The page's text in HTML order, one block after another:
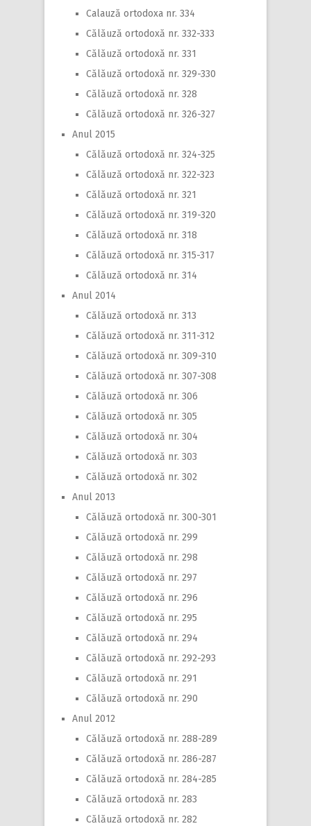
Calauză ortodoxa nr. 334
Călăuză ortodoxă nr. 332-333
Călăuză ortodoxă nr. 331
Călăuză ortodoxă nr. 329-330
Călăuză ortodoxă nr. 328
Călăuză ortodoxă nr. 326-327
Anul 2015
Călăuză ortodoxă nr. 324-325
Călăuză ortodoxă nr. 322-323
Călăuză ortodoxă nr. 321
Călăuză ortodoxă nr. 319-320
Călăuză ortodoxă nr. 318
Călăuză ortodoxă nr. 315-317
Călăuză ortodoxă nr. 314
Anul 2014
Călăuză ortodoxă nr. 313
Călăuză ortodoxă nr. 311-312
Călăuză ortodoxă nr. 309-310
Călăuză ortodoxă nr. 307-308
Călăuză ortodoxă nr. 306
Călăuză ortodoxă nr. 305
Călăuză ortodoxă nr. 304
Călăuză ortodoxă nr. 303
Călăuză ortodoxă nr. 302
Anul 2013
Călăuză ortodoxă nr. 300-301
Călăuză ortodoxă nr. 299
Călăuză ortodoxă nr. 298
Călăuză ortodoxă nr. 297
Călăuză ortodoxă nr. 296
Călăuză ortodoxă nr. 295
Călăuză ortodoxă nr. 294
Călăuză ortodoxă nr. 292-293
Călăuză ortodoxă nr. 291
Călăuză ortodoxă nr. 290
Anul 2012
Călăuză ortodoxă nr. 288-289
Călăuză ortodoxă nr. 286-287
Călăuză ortodoxă nr. 284-285
Călăuză ortodoxă nr. 283
Călăuză ortodoxă nr. 282